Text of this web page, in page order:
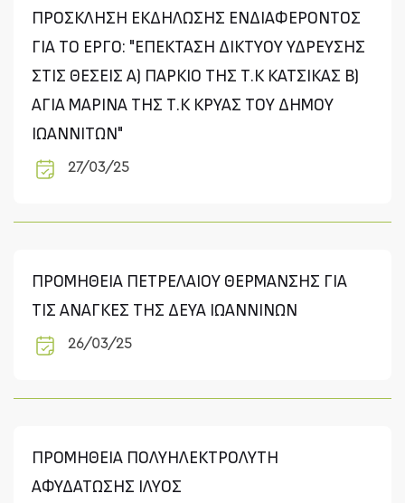
ΠΡΟΣΚΛΗΣΗ ΕΚΔΗΛΩΣΗΣ ΕΝΔΙΑΦΕΡΟΝΤΟΣ
ΓΙΑ ΤΟ ΕΡΓΟ: "ΕΠΕΚΤΑΣΗ ΔΙΚΤΥΟΥ ΥΔΡΕΥΣΗΣ
ΣΤΙΣ ΘΕΣΕΙΣ Α) ΠΑΡΚΙΟ ΤΗΣ Τ.Κ ΚΑΤΣΙΚΑΣ Β)
ΑΓΙΑ ΜΑΡΙΝΑ ΤΗΣ Τ.Κ ΚΡΥΑΣ ΤΟΥ ΔΗΜΟΥ
ΙΩΑΝΝΙΤΩΝ"
27/03/25
ΠΡΟΜΗΘΕΙΑ ΠΕΤΡΕΛΑΙΟΥ ΘΕΡΜΑΝΣΗΣ ΓΙΑ
ΤΙΣ ΑΝΑΓΚΕΣ ΤΗΣ ΔΕΥΑ ΙΩΑΝΝΙΝΩΝ
26/03/25
ΠΡΟΜΗΘΕΙΑ ΠΟΛΥΗΛΕΚΤΡΟΛΥΤΗ
ΑΦΥΔΑΤΩΣΗΣ ΙΛΥΟΣ